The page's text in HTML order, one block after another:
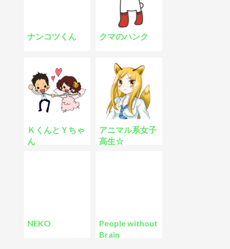
ナンコツくん クマのハンク
ＫくんとＹちゃ
ん
アニマル系女子
高生☆
NEKO
People without
Brain